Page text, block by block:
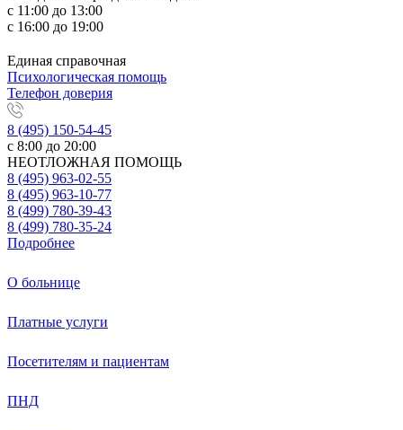
с 11:00 до 13:00
с 16:00 до 19:00
Единая справочная
Психологическая помощь
Телефон доверия
8 (495) 150-54-45
с 8:00 до 20:00
НЕОТЛОЖНАЯ ПОМОЩЬ
8 (495) 963-02-55
8 (495) 963-10-77
8 (499) 780-39-43
8 (499) 780-35-24
Подробнее
О больнице
Платные услуги
Посетителям и пациентам
ПНД